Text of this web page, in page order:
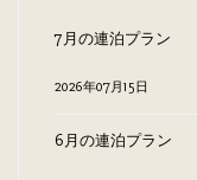
7月の連泊プラン
2026年07月15日
6月の連泊プラン